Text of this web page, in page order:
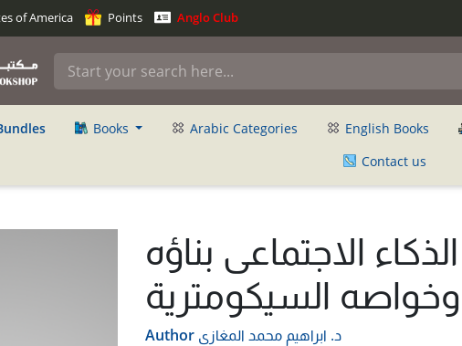
of America Points Anglo Club
Books Arabic Categories English Books
Contact us
الاجتماعى بناؤه
وخواصه السيكومترية
Author د. ابراهيم محمد المغازى